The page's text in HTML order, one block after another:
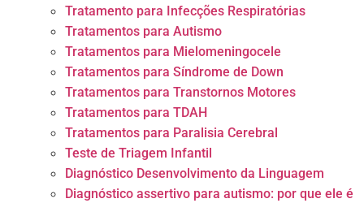
Tratamento para Infecções Respiratórias
Tratamentos para Autismo
Tratamentos para Mielomeningocele
Tratamentos para Síndrome de Down
Tratamentos para Transtornos Motores
Tratamentos para TDAH
Tratamentos para Paralisia Cerebral
Teste de Triagem Infantil
Diagnóstico Desenvolvimento da Linguagem
Diagnóstico assertivo para autismo: por que ele é